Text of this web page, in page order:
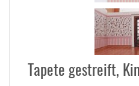
Tapete gestreift,